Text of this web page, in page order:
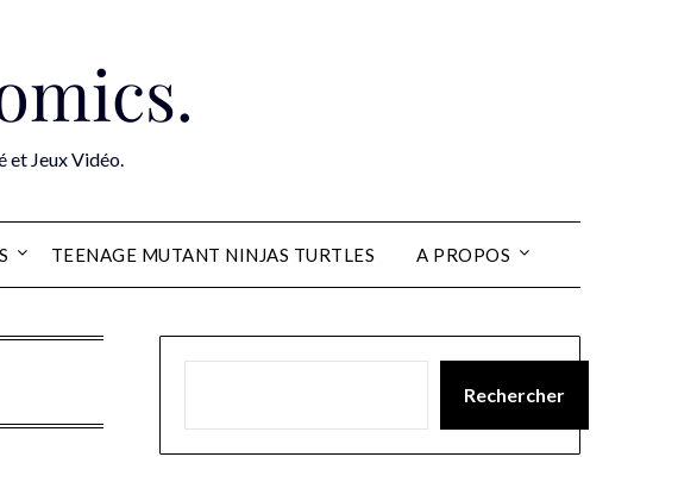
et Jeux Vidéo.
TEENAGE MUTANT NINJAS TURTLES A PROPOS
Rechercher